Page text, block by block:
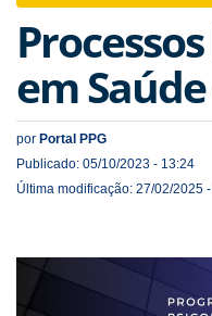
em
por Portal PPG
Publicado: 05/10/2023 - 13:24
Última modificação: 27/02/2025